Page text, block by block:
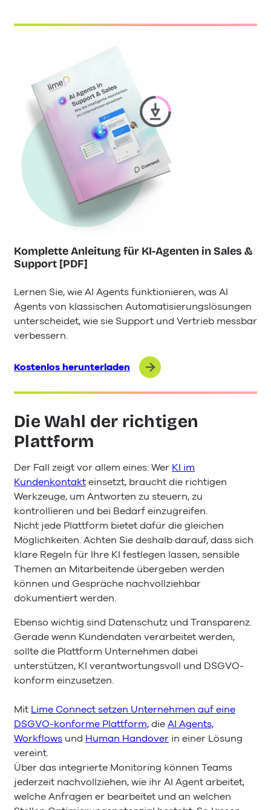
Komplette Anleitung für KI-Agenten in Sales &
Support [PDF]
Lernen Sie, wie AI Agents funktionieren, was AI
Agents von klassischen Automatisierungslösungen
unterscheidet, wie sie Support und Vertrieb messbar
verbessern.
Kostenlos herunterladen
Die Wahl der richtigen
Plattform
Der Fall zeigt vor allem eines: Wer KI im
Kundenkontakteinsetzt, braucht die richtigen
Werkzeuge, um Antworten zu steuern, zu
kontrollieren und bei Bedarf einzugreifen.
Nicht jede Plattform bietet dafür die gleichen
Möglichkeiten. Achten Sie deshalb darauf, dass sich
klare Regeln für Ihre KI festlegen lassen, sensible
Themen an Mitarbeitende übergeben werden
können und Gespräche nachvollziehbar
dokumentiert werden.
Ebenso wichtig sind Datenschutz und Transparenz.
Gerade wenn Kundendaten verarbeitet werden,
sollte die Plattform Unternehmen dabei
unterstützen, KI verantwortungsvoll und DSGVO-
konform einzusetzen.
Mit Lime Connect setzen Unternehmen auf eine
DSGVO-konforme Plattform,dieAI Agents,
Workflows und Human Handover in einer Lösung
vereint.
Über das integrierte Monitoring können Teams
jederzeit nachvollziehen, wie ihr AI Agent arbeitet,
welche Anfragen er bearbeitet und an welchen